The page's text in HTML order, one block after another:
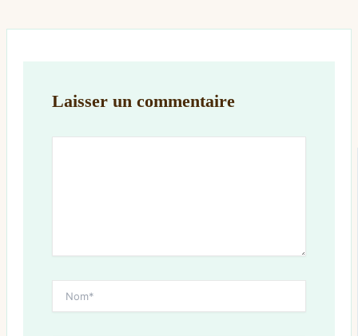
Laisser un commentaire